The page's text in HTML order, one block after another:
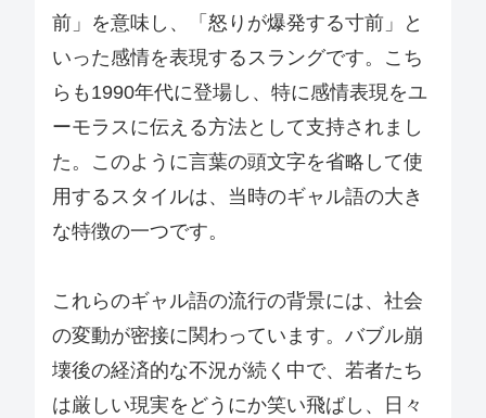
前」を意味し、「怒りが爆発する寸前」と
いった感情を表現するスラングです。こち
らも1990年代に登場し、特に感情表現をユ
ーモラスに伝える方法として支持されまし
た。このように言葉の頭文字を省略して使
用するスタイルは、当時のギャル語の大き
な特徴の一つです。
これらのギャル語の流行の背景には、社会
の変動が密接に関わっています。バブル崩
壊後の経済的な不況が続く中で、若者たち
は厳しい現実をどうにか笑い飛ばし、日々